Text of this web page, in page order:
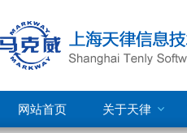
网站首页 关于天律